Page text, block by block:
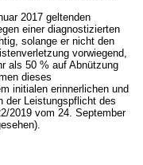
2017 geltenden
einer diagnostizierten
solange er nicht den
vorwiegend,
als 50 % auf Abnützung
dieses
initialen erinnerlichen und
der Leistungspflicht des
2019 vom 24. September